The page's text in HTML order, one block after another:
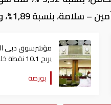
شركة أمانات القابضة، بنسبة 1,58%.
مؤشرسوق دبى
يربح 10.1
تعاملات اليوم
بورصة